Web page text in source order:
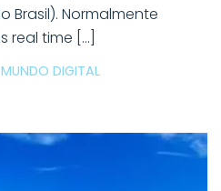
Brasil). Normalmente
real time […]
MUNDO DIGITAL